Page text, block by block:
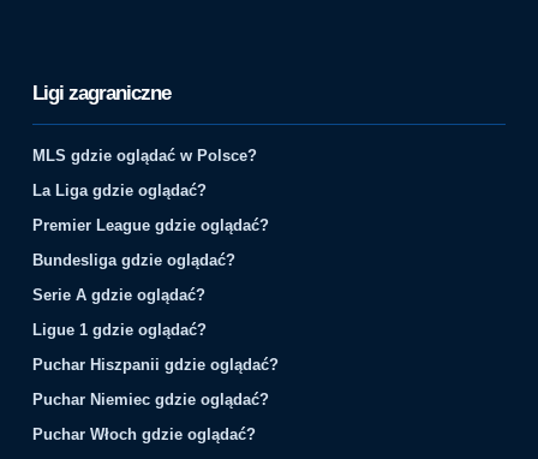
Ligi zagraniczne
MLS gdzie oglądać w Polsce?
La Liga gdzie oglądać?
Premier League gdzie oglądać?
Bundesliga gdzie oglądać?
Serie A gdzie oglądać?
Ligue 1 gdzie oglądać?
Puchar Hiszpanii gdzie oglądać?
Puchar Niemiec gdzie oglądać?
Puchar Włoch gdzie oglądać?